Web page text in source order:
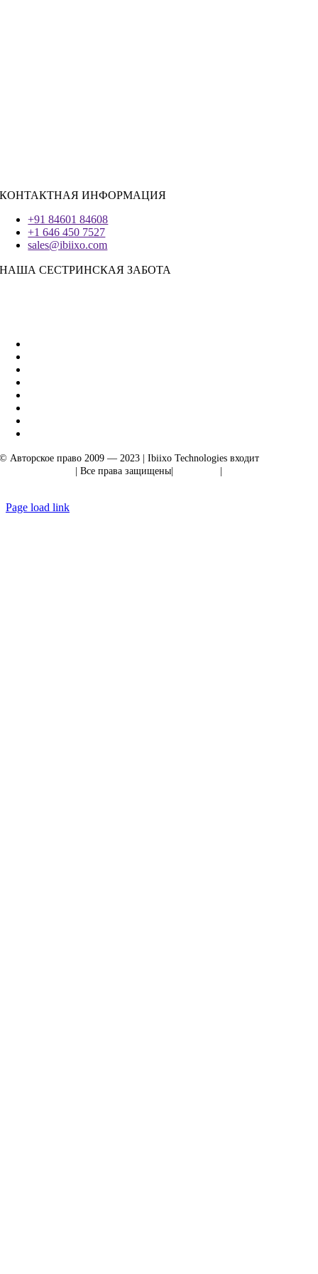
КОНТАКТНАЯ ИНФОРМАЦИЯ
+91 84601 84608
+1 646 450 7527
sales@ibiixo.com
НАША СЕСТРИНСКАЯ ЗАБОТА
© Авторское право 2009 — 2023 | Ibiixo Technologies входит
| Все права защищены|
Page load link